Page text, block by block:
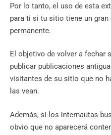
Por lo tanto, el uso de esta
para ti si tu sitio tiene un
permanente.
El objetivo de volver a fechar
publicar publicaciones
visitantes de su sitio que no
las vean.
Además, si los internautas
obvio que no aparecerá